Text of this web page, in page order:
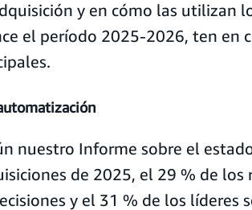
y en cómo las utilizan
el período 2025-2026, ten en
nuestro Informe sobre el
de 2025, el 29 % de los
y el 31 % de los líderes